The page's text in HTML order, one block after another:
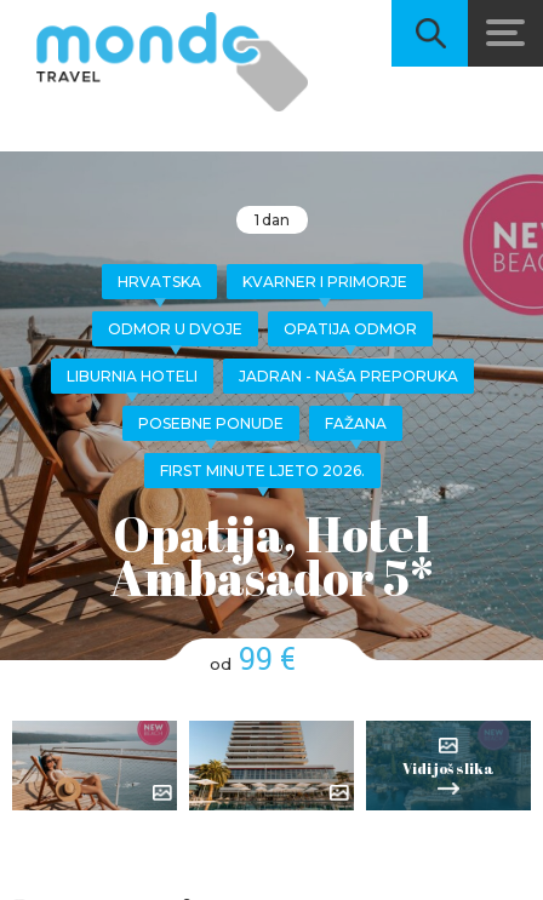
1 dan
HRVATSKA KVARNER I PRIMORJE
ODMOR U DVOJE OPATIJA ODMOR
LIBURNIA HOTELI JADRAN - NAŠA PREPORUKA
POSEBNE PONUDE FAŽANA
FIRST MINUTE LJETO 2026.
Opatija, Hotel
Ambasador 5*
od 99 €
Vidi još slika